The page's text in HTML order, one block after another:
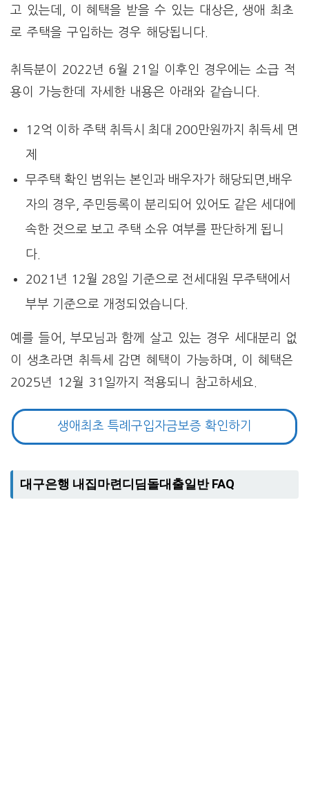
고 있는데, 이 혜택을 받을 수 있는 대상은, 생애 최초
로 주택을 구입하는 경우 해당됩니다.
취득분이 2022년 6월 21일 이후인 경우에는 소급 적
용이 가능한데 자세한 내용은 아래와 같습니다.
12억 이하 주택 취득시 최대 200만원까지 취득세 면
제
무주택 확인 범위는 본인과 배우자가 해당되면,배우
자의 경우, 주민등록이 분리되어 있어도 같은 세대에
속한 것으로 보고 주택 소유 여부를 판단하게 됩니
다.
2021년 12월 28일 기준으로 전세대원 무주택에서
부부 기준으로 개정되었습니다.
예를 들어, 부모님과 함께 살고 있는 경우 세대분리 없
이 생초라면 취득세 감면 혜택이 가능하며, 이 혜택은
2025년 12월 31일까지 적용되니 참고하세요.
생애최초 특례구입자금보증 확인하기
대구은행 내집마련디딤돌대출일반 FAQ